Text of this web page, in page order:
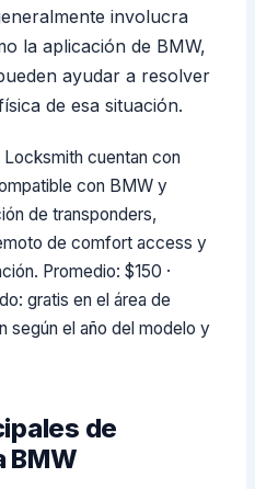
involucra
la aplicación de BMW,
ayudar a resolver
de esa situación.
cuentan con
con BMW y
de transponders,
de comfort access y
Promedio: $150 ·
gratis en el área de
según el año del modelo y
de
BMW